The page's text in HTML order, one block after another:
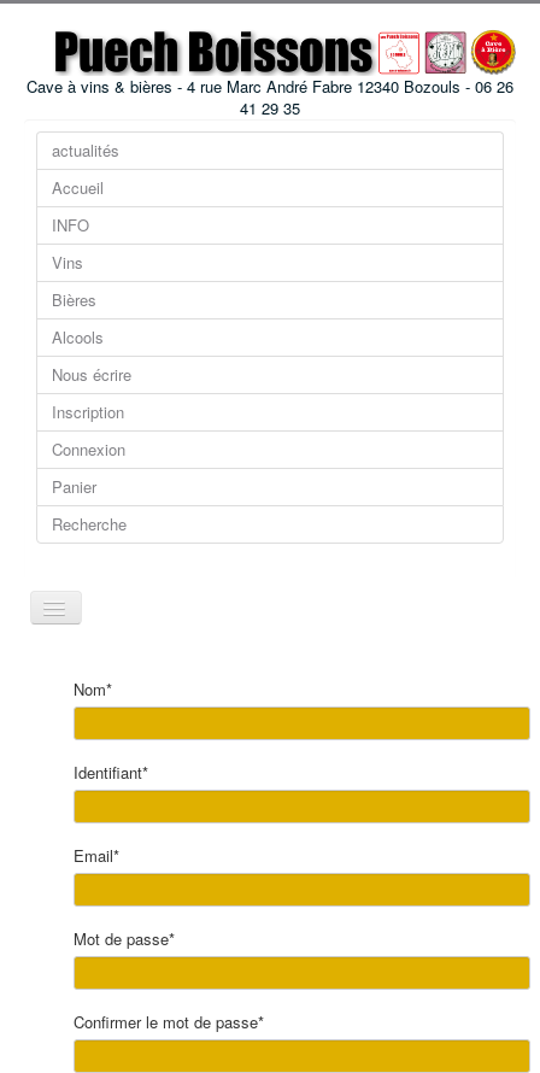
Cave à vins & bières - 4 rue Marc André Fabre 12340 Bozouls - 06 26
41 29 35
actualités
Accueil
INFO
Vins
Bières
Alcools
Nous écrire
Inscription
Connexion
Panier
Recherche
Toggle
Nom*
Identifiant*
Email*
Mot de passe*
Confirmer le mot de passe*